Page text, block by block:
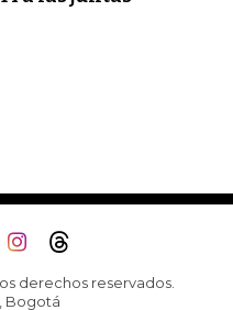
derechos reservados.
Bogotá